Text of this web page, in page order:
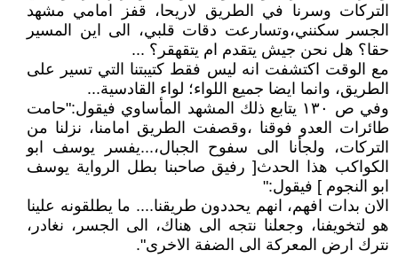
التركات وسرنا في الطريق لاريحا، قفز امامي مشهد
الجسر سكنني،وتسارعت دقات قلبي، الى اين المسير
حقا؟ هل نحن جيش يتقدم ام يتقهقر؟ ...
مع الوقت اكتشفت انه ليس فقط كتيبتنا التي تسير على
الطريق، وانما ايضا جميع اللواء؛ لواء القادسية...
وفي ص ١٣٠ يتابع ذلك المشهد المأساوي فيقول:"حامت
طائرات العدو فوقنا ،وقصفت الطريق امامنا، نزلنا من
التركات، ولجأنا الى سفوح الجبال،...يفسر يوسف ابو
الكواكب هذا الحدث[ رفيق صاحبنا بطل الرواية يوسف
ابو النجوم ] فيقول:"
الان بدات افهم، انهم يحددون طريقنا.... ما يطلقونه علينا
هو لتخويفنا، وجعلنا نتجه الى هناك، الى الجسر، نغادر،
نترك ارض المعركة الى الضفة الاخرى".